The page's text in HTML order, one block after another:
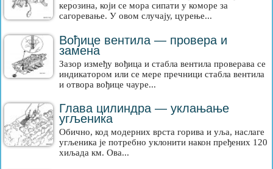
керозина, који се мора сипати у коморе за
сагоревање. У овом случају, цурење...
Вођице вентила — провера и
замена
Зазор између вођица и стабла вентила проверава се
индикатором или се мере пречници стабла вентила
и отвора вођице чауре...
Глава цилиндра — уклањање
угљеника
Обично, код модерних врста горива и уља, наслаге
угљеника је потребно уклонити након пређених 120
хиљада км. Ова...